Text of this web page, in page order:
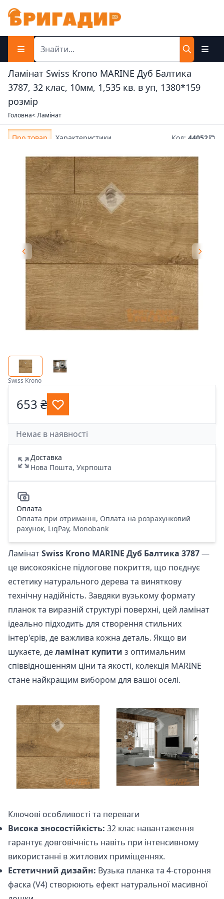
Ламінат Swiss Krono MARINE Дуб Балтика
3787, 32 клас, 10мм, 1,535 кв. в уп, 1380*159
розмір
Головна< Ламінат
Про товар Характеристики Код: 44052
Swiss Krono
653 ₴
Немає в наявності
Доставка
Нова Пошта, Укрпошта
Оплата
Оплата при отриманні, Оплата на розрахунковий
рахунок, LiqPay, Monobank
ЛамінатSwiss Krono MARINE Дуб Балтика 3787—
це високоякісне підлогове покриття, що поєднує
естетику натурального дерева та виняткову
технічну надійність. Завдяки вузькому формату
планок та виразній структурі поверхні, цей ламінат
ідеально підходить для створення стильних
інтер'єрів, де важлива кожна деталь. Якщо ви
шукаєте, деламінат купити з оптимальним
співвідношенням ціни та якості, колекція MARINE
стане найкращим вибором для вашої оселі.
Ключові особливості та переваги
Висока зносостійкість: 32 клас навантаження
гарантує довговічність навіть при інтенсивному
використанні в житлових приміщеннях.
Естетичний дизайн: Вузька планка та 4-стороння
фаска (V4) створюють ефект натуральної масивної